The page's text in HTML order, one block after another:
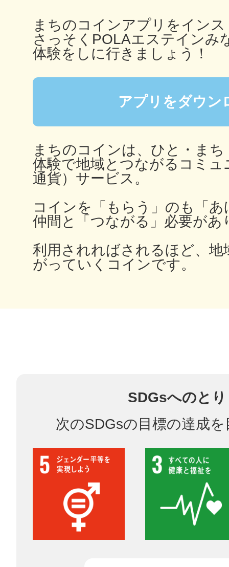
まちのコインアプリをイン
さっそくPOLAエステインみ
体験をしに行きましょう！
アプリをダウン
まちのコインは、ひと・ま
体験で地域とつながるコミュ
通貨）サービス。
コインを「もらう」のも「
仲間と「つながる」必要があ
利用されればされるほど、地
がっていくコインです。
SDGsへのと
次のSDGsの目標の達成
シモキ
多度津
厚木
相模原
渋谷区